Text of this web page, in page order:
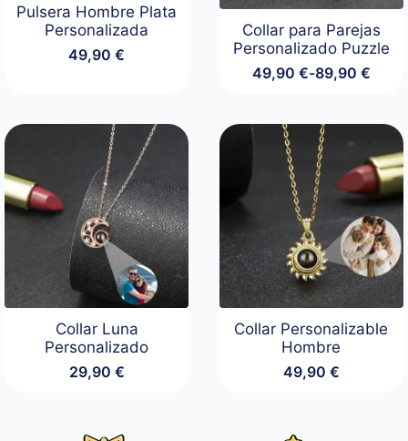
Pulsera Hombre Plata
Personalizada
49,90€
Collar para Parejas
Personalizado Puzzle
49,90 €-89,90 €
Rango
desde
49,90 €
hasta
89,90 €
Collar Luna
Personalizado
29,90 €
Collar Personalizable
Hombre
49,90 €